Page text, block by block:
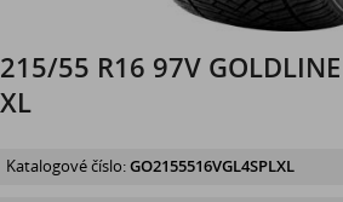
215/55 R16 97V
XL
Katalogové číslo:GO2155516VGL4SPLXL